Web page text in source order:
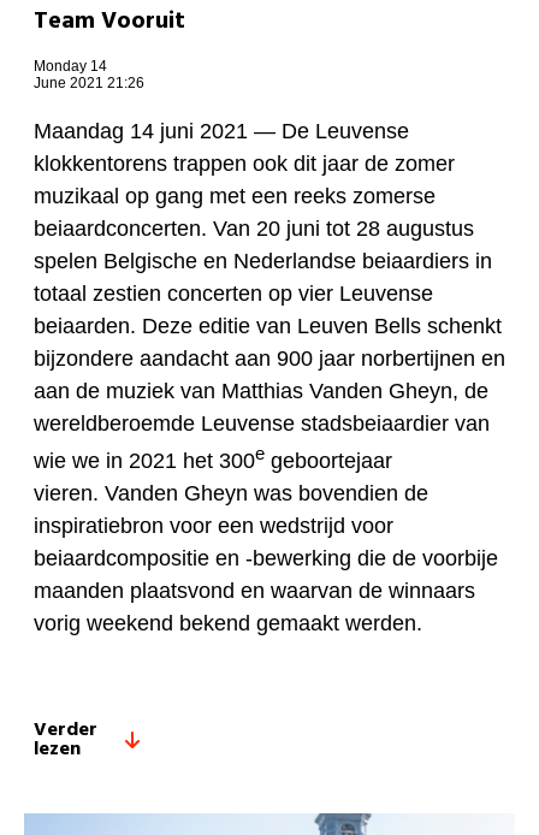
Team Vooruit
Monday 14
June 2021 21:26
Maandag 14 juni 2021 — De Leuvense
klokkentorens trappen ook dit jaar de zomer
muzikaal op gang met een reeks zomerse
beiaardconcerten. Van 20 juni tot 28 augustus
spelen Belgische en Nederlandse beiaardiers in
totaal zestien concerten op vier Leuvense
beiaarden. Deze editie van Leuven Bells schenkt
bijzondere aandacht aan 900 jaar norbertijnen en
aan de muziek van Matthias Vanden Gheyn, de
wereldberoemde Leuvense stadsbeiaardier van
wie we in 2021 het 300e geboortejaar
vieren. Vanden Gheyn was bovendien de
inspiratiebron voor een wedstrijd voor
beiaardcompositie en -bewerking die de voorbije
maanden plaatsvond en waarvan de winnaars
vorig weekend bekend gemaakt werden.
Verder
lezen